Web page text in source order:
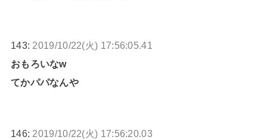
143: 2019/10/22(火) 17:56:05.41
おもろいなw
てかパパなんや
146: 2019/10/22(火) 17:56:20.03